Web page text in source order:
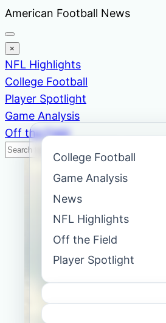
Skip
to
content
American Football News
×
NFL Highlights
College Football
Player Spotlight
Game Analysis
Off the Field
Search
College Football
Game Analysis
News
NFL Highlights
Off the Field
Player Spotlight